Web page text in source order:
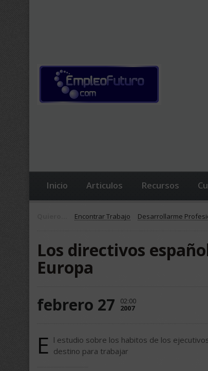
Inicio Articulos Recursos
Encontrar Trabajo Desarrollarme
Los directivos
Europa
febrero 27 02:00
2007
E l estudio sobre los habitos de los
destino para trabajar